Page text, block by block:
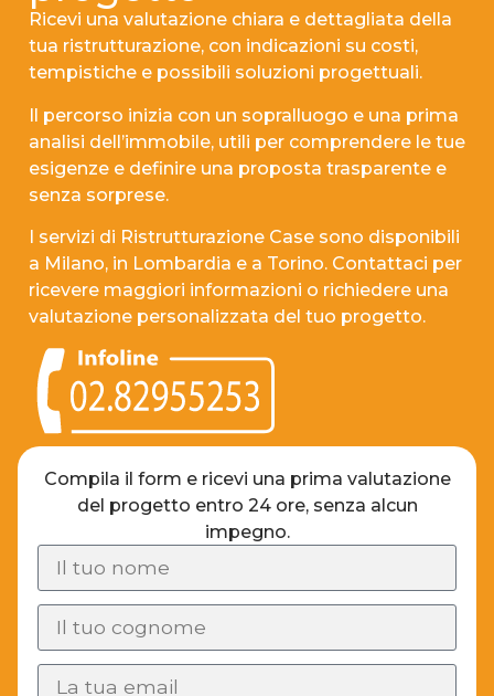
Ricevi una valutazione chiara e dettagliata della
tua ristrutturazione, con indicazioni su costi,
tempistiche e possibili soluzioni progettuali.
Il percorso inizia con un sopralluogo e una prima
analisi dell’immobile, utili per comprendere le tue
esigenze e definire una proposta trasparente e
senza sorprese.
I servizi di Ristrutturazione Case sono disponibili
a Milano, in Lombardia e a Torino. Contattaci per
ricevere maggiori informazioni o richiedere una
valutazione personalizzata del tuo progetto.
Compila il form e ricevi una prima valutazione
del progetto entro 24 ore, senza alcun
impegno.